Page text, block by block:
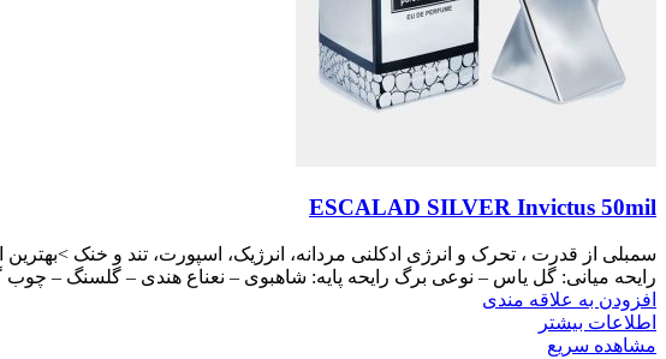
ESCALAD SILVER Invictus 50mil
سمبلی از قدرت ، تحرک و انرژی ادکلنی مردانه، انرژیک، اسپورت، تند و خنک
رايحه ميانی: گل یاس – نوعی برگ رايحه پایه: شاهبوی – نعناع هندی – گلسنگ – چوب
افزودن به علاقه مندی
اطلاعات بیشتر
مشاهده سریع